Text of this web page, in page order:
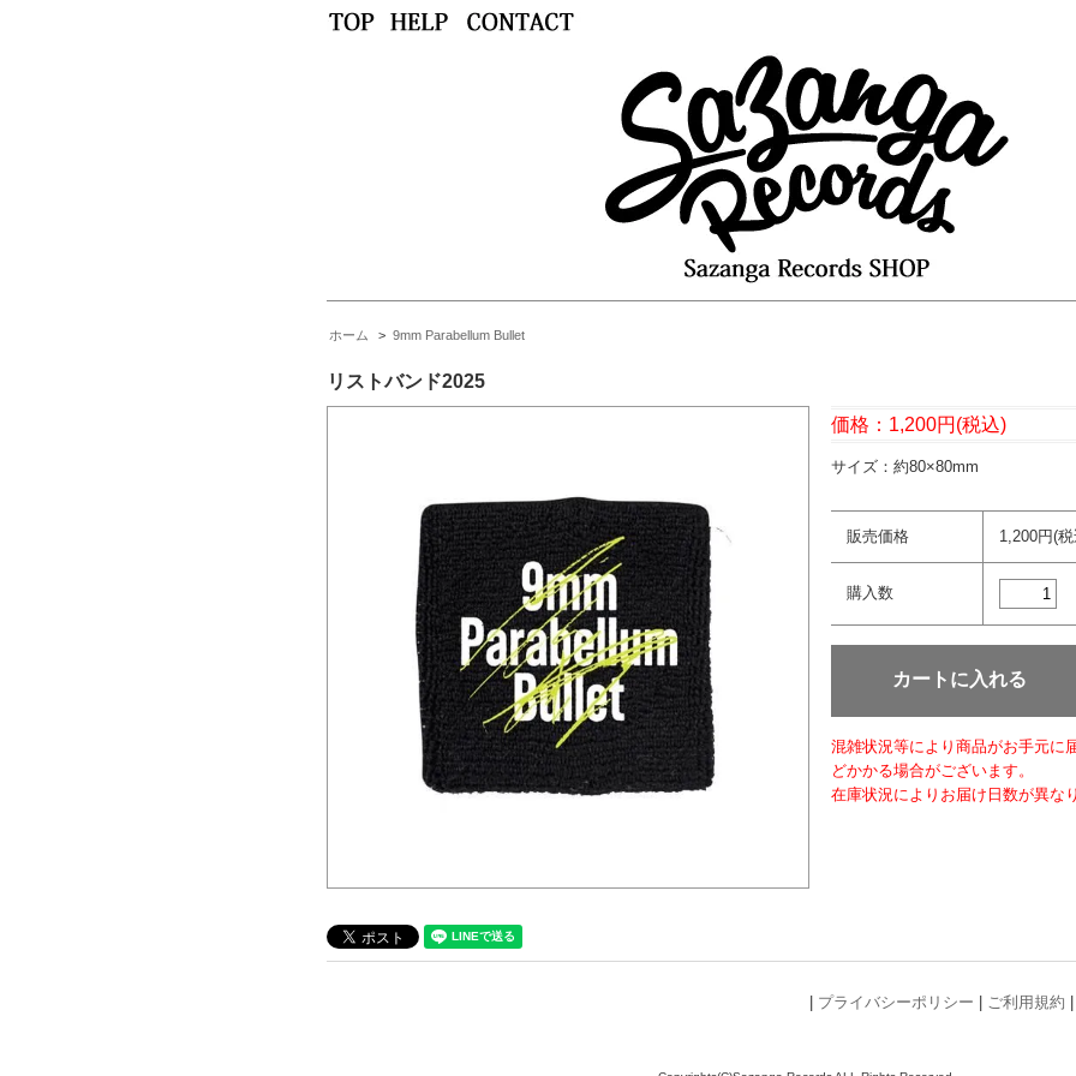
ホーム > 9mm Parabellum Bullet
リストバンド2025
価格：1,200円(税込)
サイズ：約80×80mm
販売価格 1,200円(
購入数
混雑状況等により商品がお手元に
どかかる場合がございます。
在庫状況によりお届け日数が異な
プライバシーポリシー ご利用規約